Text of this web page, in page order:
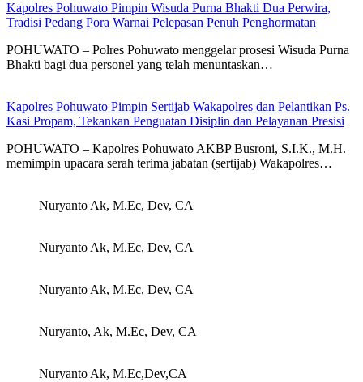
Kapolres Pohuwato Pimpin Wisuda Purna Bhakti Dua Perwira,
Tradisi Pedang Pora Warnai Pelepasan Penuh Penghormatan
POHUWATO – Polres Pohuwato menggelar prosesi Wisuda Purna
Bhakti bagi dua personel yang telah menuntaskan…
Kapolres Pohuwato Pimpin Sertijab Wakapolres dan Pelantikan Ps.
Kasi Propam, Tekankan Penguatan Disiplin dan Pelayanan Presisi
POHUWATO – Kapolres Pohuwato AKBP Busroni, S.I.K., M.H.
memimpin upacara serah terima jabatan (sertijab) Wakapolres…
Nuryanto Ak, M.Ec, Dev, CA
Nuryanto Ak, M.Ec, Dev, CA
Nuryanto Ak, M.Ec, Dev, CA
Nuryanto, Ak, M.Ec, Dev, CA
Nuryanto Ak, M.Ec,Dev,CA